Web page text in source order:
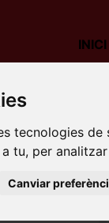
tecnologies
tu, per
Canviar
INICI
I